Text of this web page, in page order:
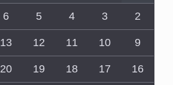
2
3
4
5
6
9
10
11
12
13
16
17
18
19
20